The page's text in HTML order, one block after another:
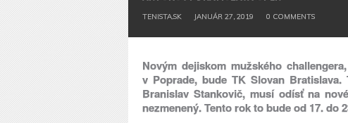
TENISTA.SK JANUÁR 27, 2019 0 COMMENTS
Novým dejiskom mužského
v Poprade, bude TK Slovan
Branislav Stankovič, musí odísť na
nezmenený. Tento rok to bude od 17. do